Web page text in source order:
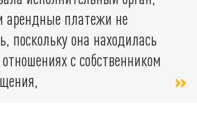
арендные платежи не
поскольку она находилась
с собственником